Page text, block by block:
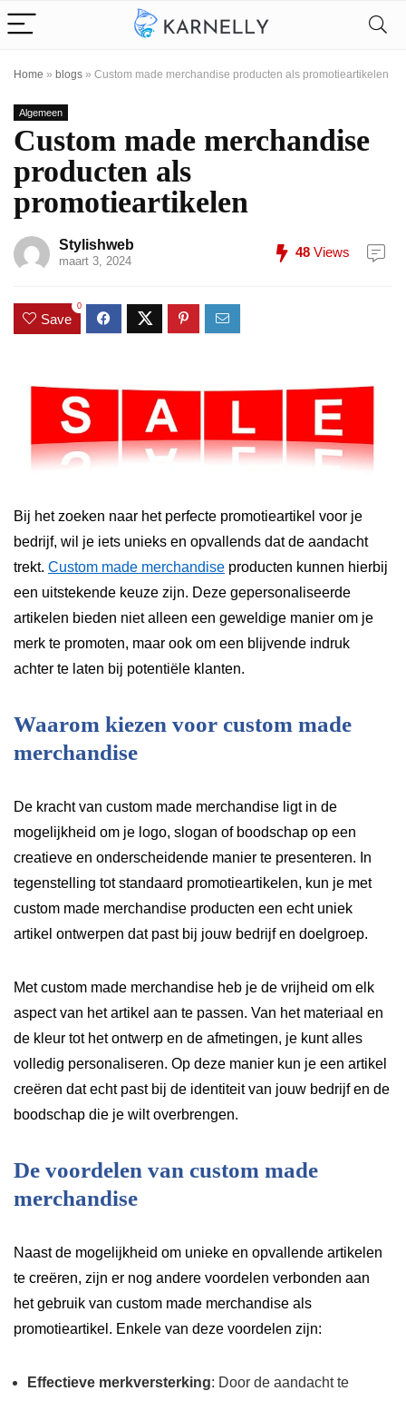
Home » blogs » Custom made merchandise producten als promotieartikelen
Algemeen
Custom made merchandise
producten als
promotieartikelen
Stylishweb
maart 3, 2024
48 Views
Save
0
Bij het zoeken naar het perfecte promotieartikel voor je
bedrijf, wil je iets unieks en opvallends dat de aandacht
trekt. Custom made merchandise producten kunnen hierbij
een uitstekende keuze zijn. Deze gepersonaliseerde
artikelen bieden niet alleen een geweldige manier om je
merk te promoten, maar ook om een blijvende indruk
achter te laten bij potentiële klanten.
Waarom kiezen voor custom made
merchandise
De kracht van custom made merchandise ligt in de
mogelijkheid om je logo, slogan of boodschap op een
creatieve en onderscheidende manier te presenteren. In
tegenstelling tot standaard promotieartikelen, kun je met
custom made merchandise producten een echt uniek
artikel ontwerpen dat past bij jouw bedrijf en doelgroep.
Met custom made merchandise heb je de vrijheid om elk
aspect van het artikel aan te passen. Van het materiaal en
de kleur tot het ontwerp en de afmetingen, je kunt alles
volledig personaliseren. Op deze manier kun je een artikel
creëren dat echt past bij de identiteit van jouw bedrijf en de
boodschap die je wilt overbrengen.
De voordelen van custom made
merchandise
Naast de mogelijkheid om unieke en opvallende artikelen
te creëren, zijn er nog andere voordelen verbonden aan
het gebruik van custom made merchandise als
promotieartikel. Enkele van deze voordelen zijn:
Effectieve merkversterking: Door de aandacht te